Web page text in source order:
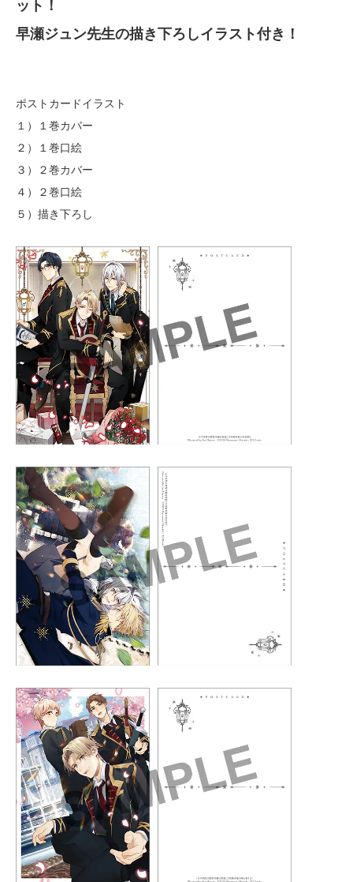
ット！
早瀬ジュン先生の描き下ろしイラスト付き！
ポストカードイラスト
１）１巻カバー
２）１巻口絵
３）２巻カバー
４）２巻口絵
５）描き下ろし